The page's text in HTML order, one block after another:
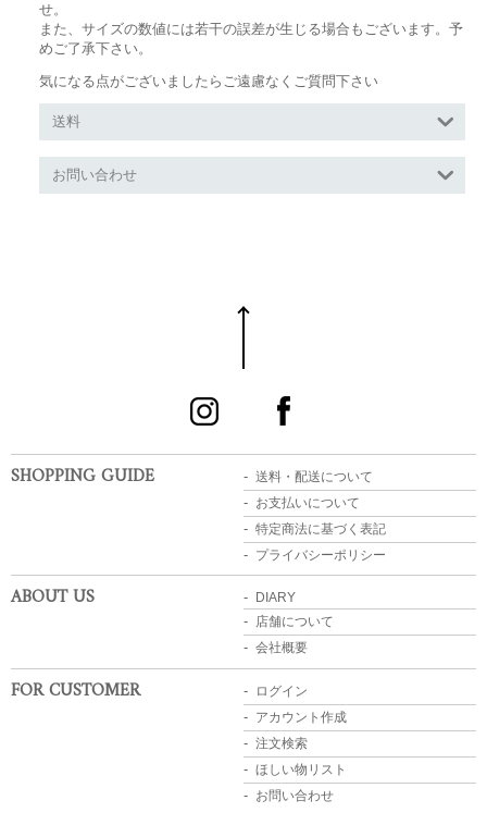
せ。
また、サイズの数値には若干の誤差が生じる場合もございます。予
めご了承下さい。
気になる点がございましたらご遠慮なくご質問下さい
送料
お問い合わせ
SHOPPING GUIDE
送料・配送について
お支払いについて
特定商法に基づく表記
プライバシーポリシー
ABOUT US
DIARY
店舗について
会社概要
FOR CUSTOMER
ログイン
アカウント作成
注文検索
ほしい物リスト
お問い合わせ